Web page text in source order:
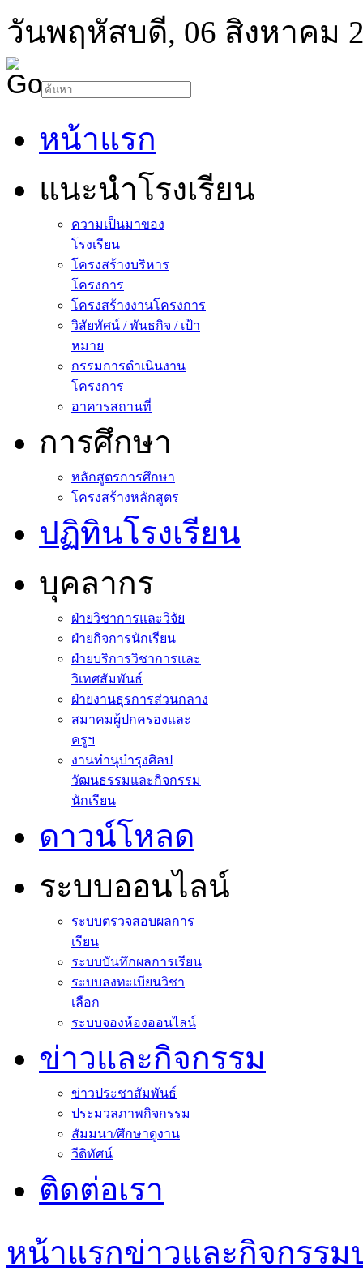
วันพฤหัสบดี, 06 สิงหาคม
หน้าแรก
แนะนำโรงเรียน
ความเป็นมาของ
โรงเรียน
โครงสร้างบริหาร
โครงการ
โครงสร้างงานโครงการ
วิสัยทัศน์ / พันธกิจ / เป้า
หมาย
กรรมการดำเนินงาน
โครงการ
อาคารสถานที่
การศึกษา
หลักสูตรการศึกษา
โครงสร้างหลักสูตร
ปฏิทินโรงเรียน
บุคลากร
ฝ่ายวิชาการและวิจัย
ฝ่ายกิจการนักเรียน
ฝ่ายบริการวิชาการและ
วิเทศสัมพันธ์
ฝ่ายงานธุรการส่วนกลาง
สมาคมผู้ปกครองและ
ครูฯ
งานทำนุบำรุงศิลป
วัฒนธรรมและกิจกรรม
นักเรียน
ดาวน์โหลด
ระบบออนไลน์
ระบบตรวจสอบผลการ
เรียน
ระบบบันทึกผลการเรียน
ระบบลงทะเบียนวิชา
เลือก
ระบบจองห้องออนไลน์
ข่าวและกิจกรรม
ข่าวประชาสัมพันธ์
ประมวลภาพกิจกรรม
สัมมนา/ศึกษาดูงาน
วีดิทัศน์
ติดต่อเรา
หน้าแรกข่าวและกิจกรรม